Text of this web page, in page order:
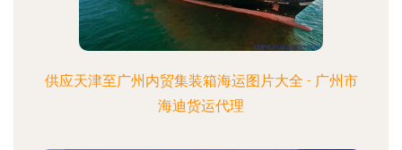
供应天津至广州内贸集装箱海运图片大全 - 广州市
海迪货运代理